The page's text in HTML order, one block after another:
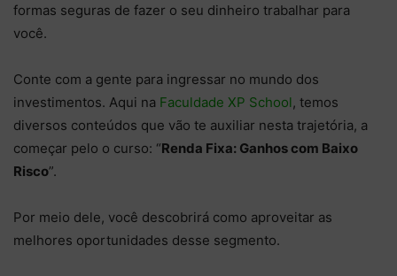
formas seguras de fazer o seu dinheiro trabalhar para
você.
Conte com a gente para ingressar no mundo dos
investimentos. Aqui na Faculdade XP School, temos
diversos conteúdos que vão te auxiliar nesta trajetória, a
começar pelo o curso: “Renda Fixa: Ganhos com Baixo
Risco”.
Por meio dele, você descobrirá como aproveitar as
melhores oportunidades desse segmento.